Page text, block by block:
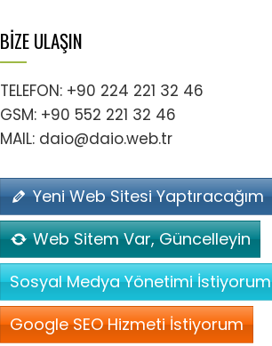
BİZE ULAŞIN
TELEFON: +90 224 221 32 46
GSM: +90 552 221 32 46
MAIL: daio@daio.web.tr
Yeni Web Sitesi Yaptıracağım
Web Sitem Var, Güncelleyin
Sosyal Medya Yönetimi İstiyorum
Google SEO Hizmeti İstiyorum